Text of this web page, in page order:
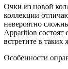
Очки из новой
коллекции
невероятно
Apparition состоят
встретите в таких
Особенности